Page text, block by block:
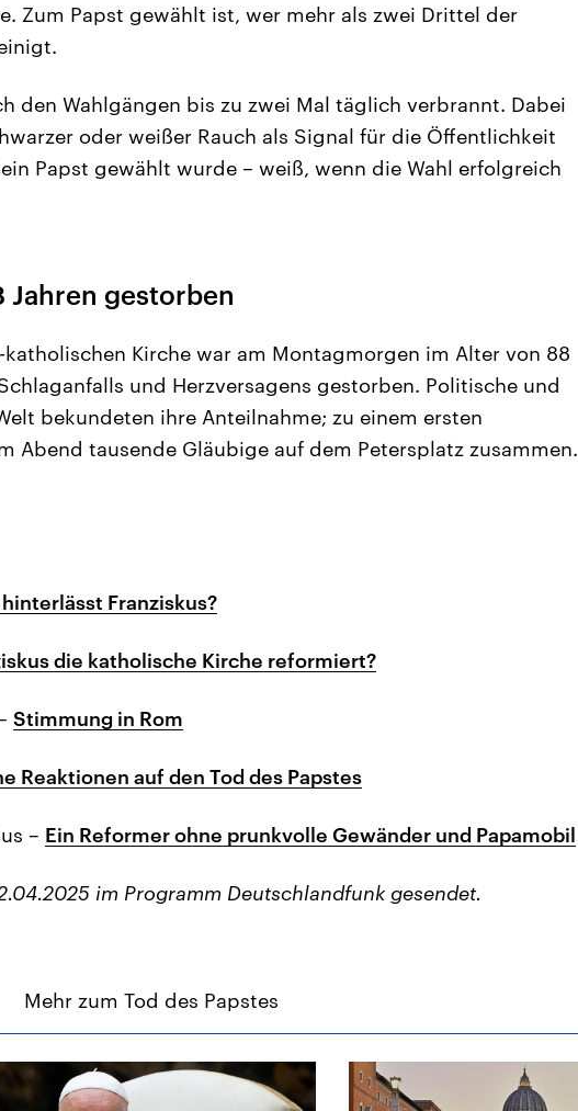
Zum Papst gewählt ist, wer mehr als zwei Drittel der
den Wahlgängen bis zu zwei Mal täglich verbrannt. Dabei
oder weißer Rauch als Signal für die Öffentlichkeit
Papst gewählt wurde – weiß, wenn die Wahl erfolgreich
Jahren gestorben
Kirche war am Montagmorgen im Alter von 88
und Herzversagens gestorben. Politische und
bekundeten ihre Anteilnahme; zu einem ersten
Abend tausende Gläubige auf dem Petersplatz zusammen.
hinterlässt Franziskus?
die katholische Kirche reformiert?
Stimmung in Rom
Reaktionen auf den Tod des Papstes
– Ein Reformer ohne prunkvolle Gewänder und Papamobil
im Programm Deutschlandfunk gesendet.
Mehr zum Tod des Papstes